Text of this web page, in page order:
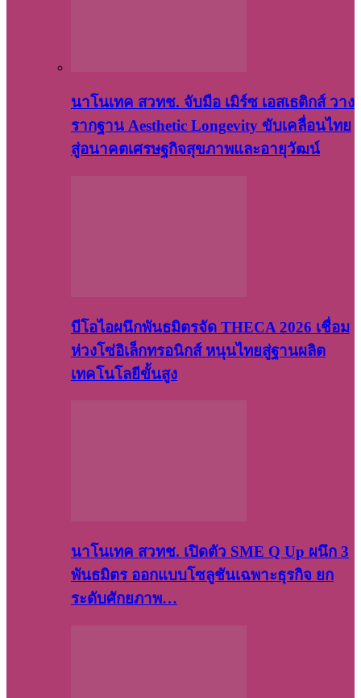
นาโนเทค สวทช. จับมือ เมิร์ซ เอสเธติกส์ วาง
รากฐาน Aesthetic Longevity ขับเคลื่อนไทย
สู่อนาคตเศรษฐกิจสุขภาพและอายุวัฒน์
บีโอไอผนึกพันธมิตรจัด THECA 2026 เชื่อม
ห่วงโซ่อิเล็กทรอนิกส์ หนุนไทยสู่ฐานผลิต
เทคโนโลยีขั้นสูง
นาโนเทค สวทช. เปิดตัว SME Q Up ผนึก 3
พันธมิตร ออกแบบโซลูชันเฉพาะธุรกิจ ยก
ระดับศักยภาพ…